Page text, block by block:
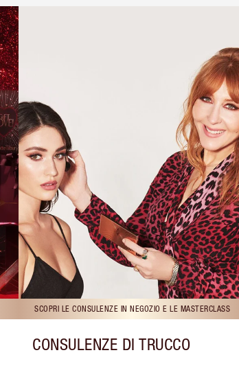
SCOPRI LE CONSULENZE IN NEGOZIO E LE MASTERCLASS
CONSULENZE DI TRUCCO